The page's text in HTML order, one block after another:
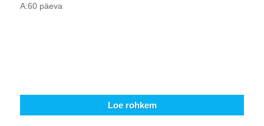
A:60 päeva
Loe rohkem